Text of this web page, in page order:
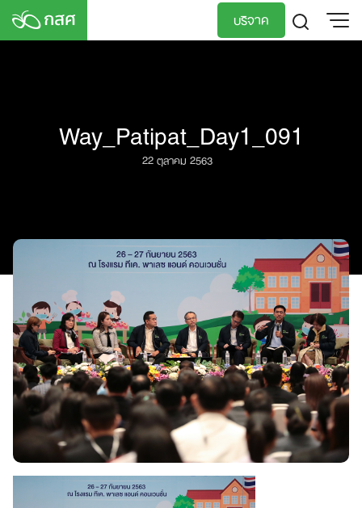
Skip
บริจาค
Way_Patipat_Day1_091
22 ตุลาคม 2563